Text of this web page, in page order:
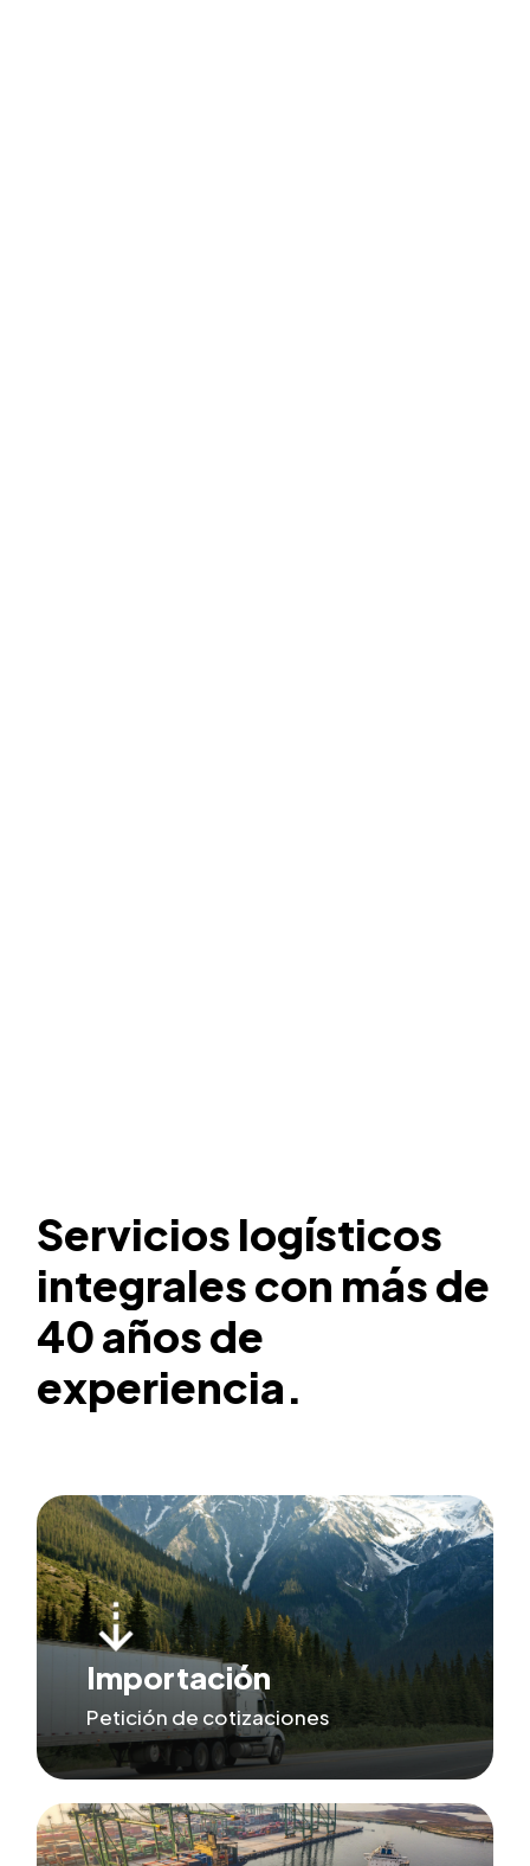
Servicios logísticos
integralescon másde
40añosde
experiencia.
Importación
Petición de cotizaciones